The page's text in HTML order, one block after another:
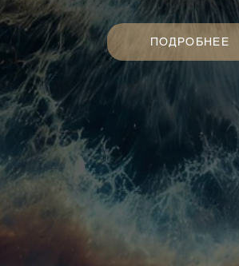
ПОДРОБНЕЕ